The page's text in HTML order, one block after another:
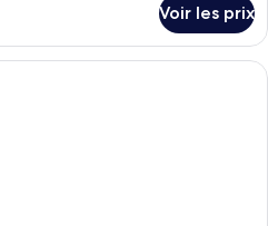
Voir les prix